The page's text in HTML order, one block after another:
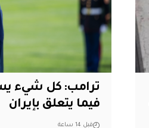
ترامب: كل شيء
فيما يتعلق بإيران
قبل 14 ساعة